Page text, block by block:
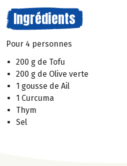
Ingrédients
Pour 4 personnes
200 g de Tofu
200 g de Olive verte
1 gousse de Ail
1 Curcuma
Thym
Sel